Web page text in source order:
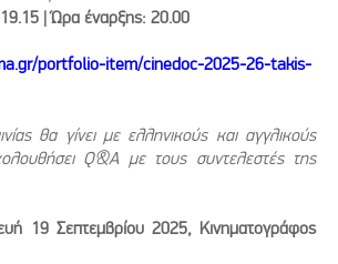
| Ώρα έναρξης: 20.00
portfolio-item/cinedoc-2025-26-takis-
θα γίνει με ελληνικούς και αγγλικούς
Q&A με τους συντελεστές της
19 Σεπτεμβρίου 2025, Κινηματογράφος